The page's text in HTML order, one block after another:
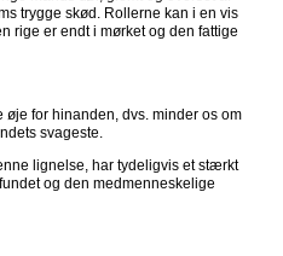
trygge skød. Rollerne kan i en vis
rige er endt i mørket og den fattige
for hinanden, dvs. minder os om
svageste.
lignelse, har tydeligvis et stærkt
og den medmenneskelige